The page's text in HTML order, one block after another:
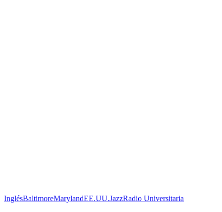
InglésBaltimoreMarylandEE.UU.JazzRadio Universitaria